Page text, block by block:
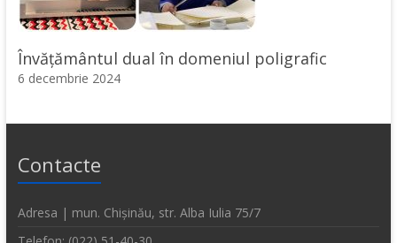
Învățământul dual în domeniul poligrafic
6 decembrie 2024
Contacte
Adresa | mun. Chișinău, str. Alba Iulia 75/7